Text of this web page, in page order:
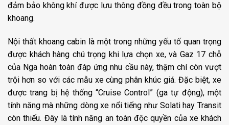
đảm bảo không khí được lưu thông đồng đều trong toàn bộ
khoang.
Nội thất khoang cabin là một trong những yếu tố quan trọng
được khách hàng chú trọng khi lựa chọn xe, và Gaz 17 chỗ
của Nga hoàn toàn đáp ứng nhu cầu này, thậm chí còn vượt
trội hơn so với các mẫu xe cùng phân khúc giá. Đặc biệt, xe
được trang bị hệ thống “Cruise Control” (ga tự động), một
tính năng mà những dòng xe nổi tiếng như Solati hay Transit
còn thiếu. Đây là tính năng an toàn độc quyền của xe khách